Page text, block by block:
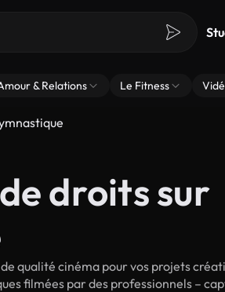
& Relations Le Fitness
droits sur
qualité cinéma pour vos projets
filmées par des professionnels –